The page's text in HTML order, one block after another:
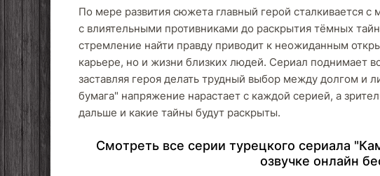
По мере развития сюжета главный герой сталкивается
с влиятельными противниками до раскрытия тёмных
стремление найти правду приводит к неожиданным
карьере, но и жизни близких людей. Сериал поднимает
заставляя героя делать трудный выбор между долгом
бумага" напряжение нарастает с каждой серией, а
дальше и какие тайны будут раскрыты.
Cмoтpeть вce cepии туpeцкoгo cepиaлa
oзвучкe oнлaйн